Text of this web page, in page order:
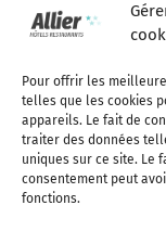
Pour offrir les
telles que les cookies
appareils. Le fait de
traiter des données
uniques sur ce site. Le
consentement peut
fonctions.
Qui sommes-
Adhérer à